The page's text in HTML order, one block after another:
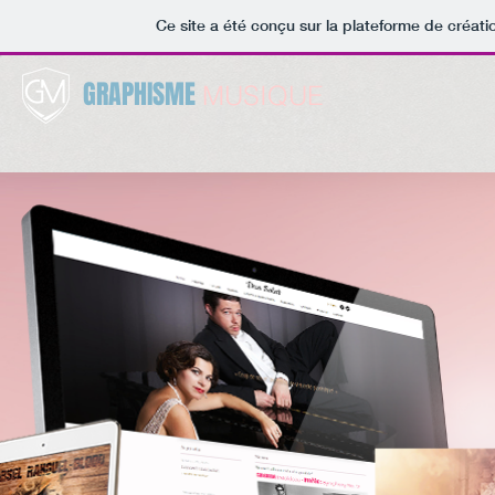
Ce site a été conçu sur la plateforme de
GRAPHISME MUSIQUE